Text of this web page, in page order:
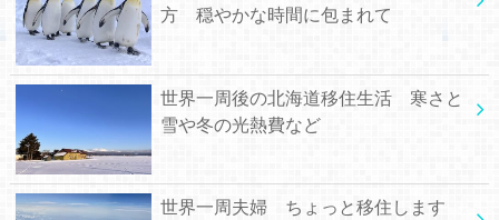
方 穏やかな時間に包まれて
世界一周後の北海道移住生活 寒さと
雪や冬の光熱費など
世界一周夫婦 ちょっと移住します